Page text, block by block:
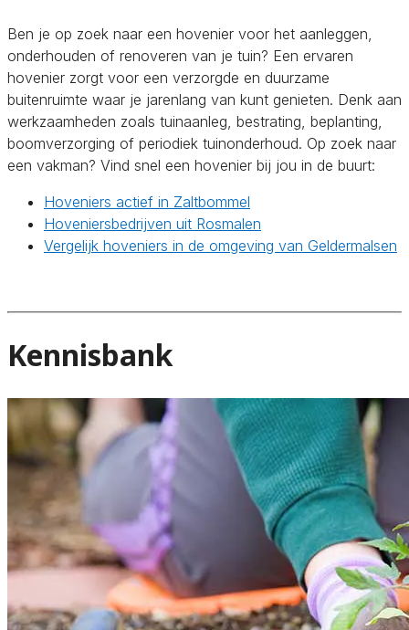
Ben je op zoek naar een hovenier voor het aanleggen,
onderhouden of renoveren van je tuin? Een ervaren
hovenier zorgt voor een verzorgde en duurzame
buitenruimte waar je jarenlang van kunt genieten. Denk aan
werkzaamheden zoals tuinaanleg, bestrating, beplanting,
boomverzorging of periodiek tuinonderhoud. Op zoek naar
een vakman? Vind snel een hovenier bij jou in de buurt:
Hoveniers actief in Zaltbommel
Hoveniersbedrijven uit Rosmalen
Vergelijk hoveniers in de omgeving van Geldermalsen
Kennisbank